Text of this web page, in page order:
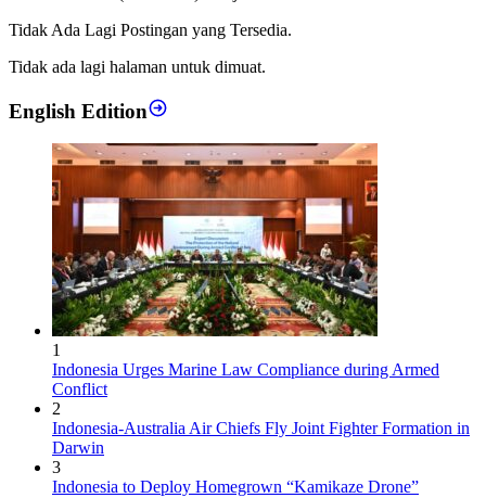
Tidak Ada Lagi Postingan yang Tersedia.
Tidak ada lagi halaman untuk dimuat.
English Edition
1
Indonesia Urges Marine Law Compliance during Armed
Conflict
2
Indonesia-Australia Air Chiefs Fly Joint Fighter Formation in
Darwin
3
Indonesia to Deploy Homegrown “Kamikaze Drone”